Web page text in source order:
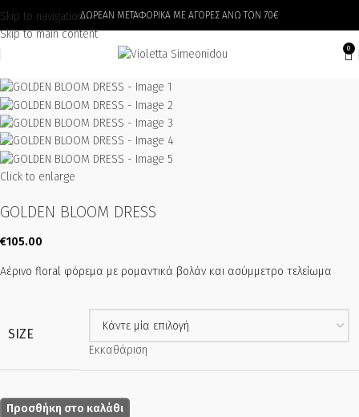
Skip to navigation
Skip to main content
ΔΩΡΕΑΝ ΜΕΤΑΦΟΡΙΚΑ ΜΕ ΑΓΟΡΕΣ ΑΝΩ ΤΩΝ 70€
0
Click to enlarge
GOLDEN BLOOM DRESS
€105.00
Αέρινο floral φόρεμα με ρομαντικά βολάν και ασύμμετρο τελείωμα
SIZE
Εκκαθάριση
Προσθήκη στο καλάθι